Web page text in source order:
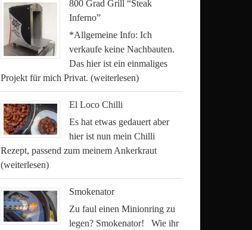
800 Grad Grill “Steak
Inferno”
*Allgemeine Info: Ich
verkaufe keine Nachbauten.
Das hier ist ein einmaliges
Projekt für mich Privat. (weiterlesen)
El Loco Chilli
Es hat etwas gedauert aber
hier ist nun mein Chilli
Rezept, passend zum meinem Ankerkraut
(weiterlesen)
Smokenator
Zu faul einen Minionring zu
legen? Smokenator! Wie ihr